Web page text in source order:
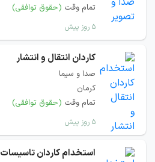
تمام وقت (حقوق توافقی)
۵ روز پیش
کاردان انتقال و انتشار
صدا و سیما
کرمان
تمام وقت (حقوق توافقی)
۵ روز پیش
استخدام کاردان تاسیسات